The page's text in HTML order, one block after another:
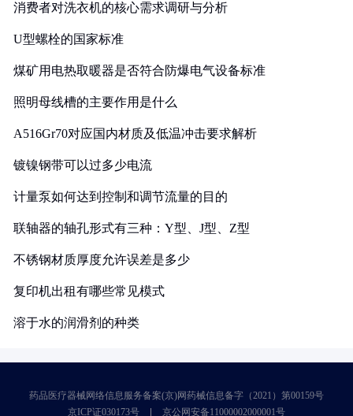
消费者对洗衣机的核心需求调研与分析
U型螺栓的国家标准
煤矿用电热取暖器是否符合防爆电气设备标准
照明母线槽的主要作用是什么
A516Gr70对应国内材质及低温冲击要求解析
镀镍钢带可以过多少电流
计量泵如何达到控制和调节流量的目的
联轴器的轴孔形式有三种：Y型、J型、Z型
不锈钢材质厚度允许误差是多少
复印机出租有哪些常见模式
溶于水的润滑剂的种类
药品医疗器械网络信息服务备案(京)网药械信息备字（2021）第00159号
京ICP证030173号
京公网安备11000002000001号